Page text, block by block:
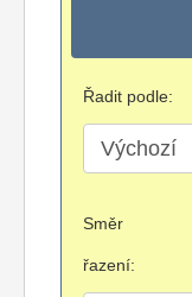
Řadit podle:
Směr
řazení: